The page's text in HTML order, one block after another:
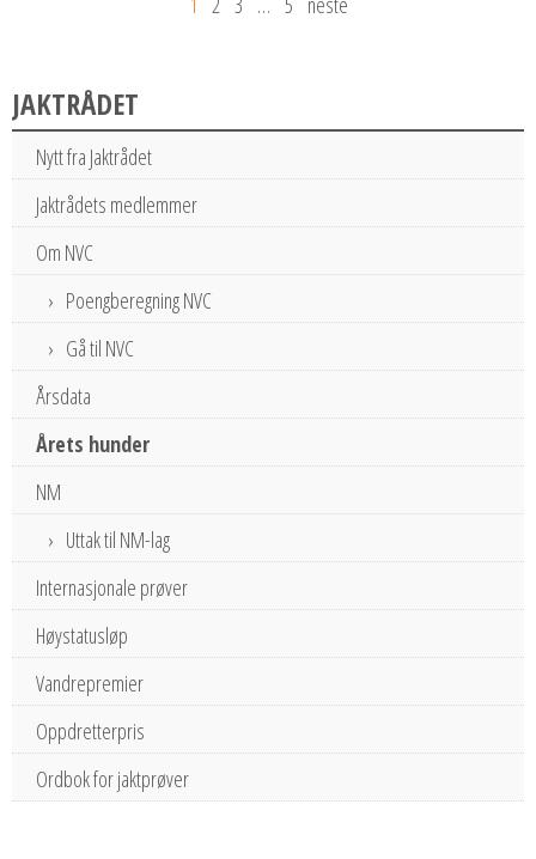
JAKTRÅDET
Nytt fra Jaktrådet
Jaktrådets medlemmer
Om NVC
Poengberegning NVC
Gå til NVC
Årsdata
Årets hunder
NM
Uttak til NM-lag
Internasjonale prøver
Høystatusløp
Vandrepremier
Oppdretterpris
Ordbok for jaktprøver